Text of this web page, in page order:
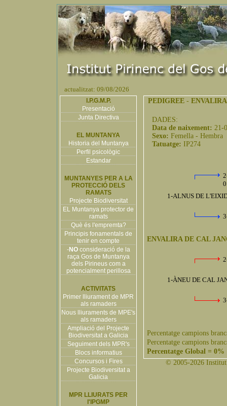
actualitzat: 09/08/2026
I.P.G.M.P.
Presentació
Junta Directiva
EL MUNTANYA
Historia del Muntanya
Perfil psicològic
Estandar
MUNTANYES PER A LA
PROTECCIÓ DELS
RAMATS
Projecte Biodiversitat
EL Muntanya protector de
ramats
Què és l'empremta?
Principis fonamentals de
tenir en compte
-NOconsideració de la
raça Gos de Muntanya
dels Pirineus com a
potencialment perillosa
ACTIVITATS
Primer lliurament de MPR
als ramaders
Nous lliuraments de MPE's
als ramaders
Ampliació del Projecte
Biodiversitat a Galicia
Seguiment dels MPR's
Blocs informatius
Concursos i Fires
Projecte Biodiversitat a
Galicia
MPR LLIURATS PER
l'IPGMP
PEDIGREE -
DADES:
Data de naixement: 21-
Sexo: Femella - Hembra
Tatuatge: IP274
1-ALNUS DE
ENVALIRA DE CAL
1-ÀNEU DE CAL
Percentatge campions
Percentatge campions
Percentatge Global = 0%
© 2005-2026 Institut